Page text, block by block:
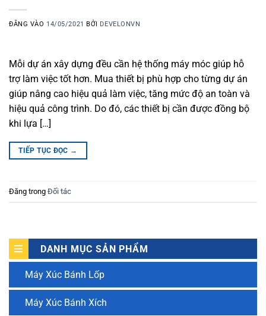
ĐĂNG VÀO 14/05/2021 BỞI DEVELONVN
Mỗi dự án xây dựng đều cần hệ thống máy móc giúp hỗ
trợ làm việc tốt hơn. Mua thiết bị phù hợp cho từng dự án
giúp nâng cao hiệu quả làm việc, tăng mức độ an toàn và
hiệu quả công trình. Do đó, các thiết bị cần được đồng bộ
khi lựa […]
TIẾP TỤC ĐỌC →
Đăng trong Đối tác
DANH MỤC SẢN PHẨM
Máy Xúc Bánh Lốp
Máy Xúc Bánh Xích